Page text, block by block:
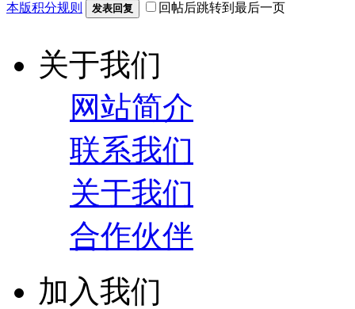
本版积分规则 发表回复 回帖后跳转到最后一页
关于我们
网站简介
联系我们
关于我们
合作伙伴
加入我们